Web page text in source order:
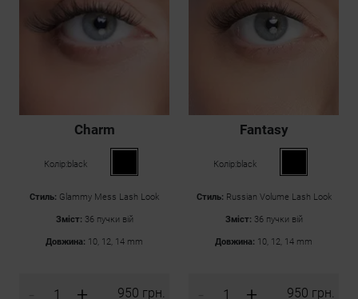
Charm
Колір:black
Стиль: Glammy Mess Lash Look
Зміст: 36 пучки вій
Довжина: 10, 12, 14 mm
950 грн.
+
Fantasy
Колір:black
Стиль: Russian Volume Lash Look
Зміст: 36 пучки вій
Довжина: 10, 12, 14 mm
950 грн.
+